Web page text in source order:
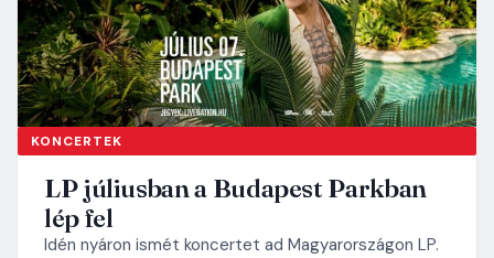
KONCERTEK
LP júliusban a Budapest Parkban
lép fel
Idén nyáron ismét koncertet ad Magyarországon LP.